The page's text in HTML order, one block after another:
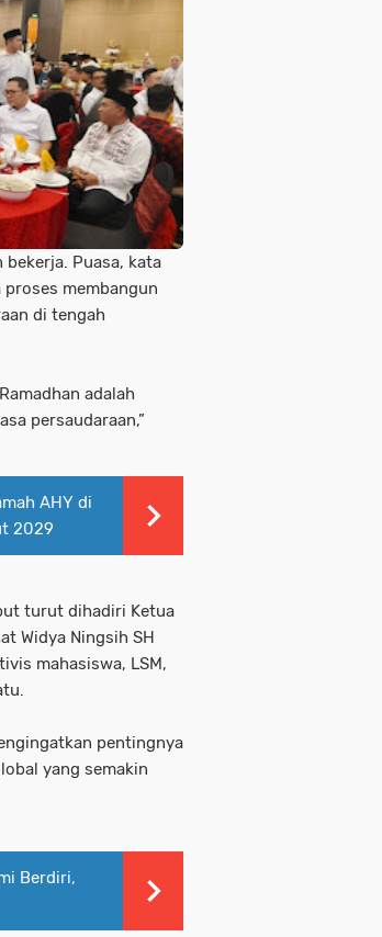
Puasa, kata
membangun
di tengah
adalah
persaudaraan,”
AHY di
2029
turut dihadiri Ketua
Widya Ningsih SH
mahasiswa, LSM,
pentingnya
yang semakin
Berdiri,